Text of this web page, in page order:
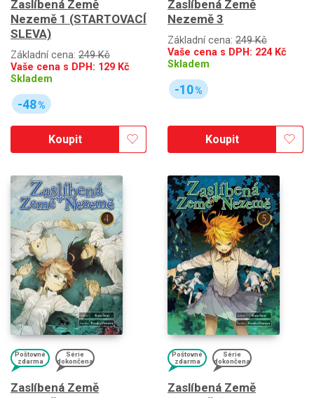
Zaslíbená Země
Nezemě 1 (STARTOVACÍ
SLEVA)
Základní cena: 249 Kč
Vaše cena s DPH: 129 Kč
Skladem
-48%
Koupit
Zaslíbená Země
Nezemě 3
Základní cena: 249 Kč
Vaše cena s DPH: 224Kč
Skladem
-10%
Koupit
Poštovné
zdarma
Série
dokončena
Zaslíbená Země
Poštovné
zdarma
Série
dokončena
Zaslíbená Země